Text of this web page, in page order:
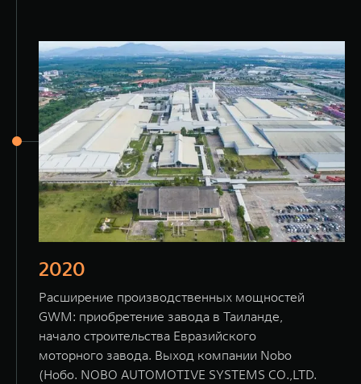
2020
Расширение производственных мощностей
GWM: приобретение завода в Таиланде,
начало строительства Евразийского
моторного завода. Выход компании Nobo
(Нобо. NOBO AUTOMOTIVE SYSTEMS CO.,LTD.